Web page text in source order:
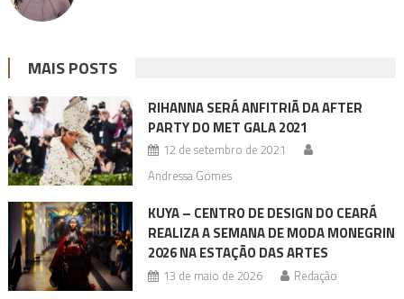
MAIS POSTS
RIHANNA SERÁ ANFITRIÃ DA AFTER
PARTY DO MET GALA 2021
12 de setembro de 2021
Andressa Gomes
KUYA – CENTRO DE DESIGN DO CEARÁ
REALIZA A SEMANA DE MODA MONEGRIN
2026 NA ESTAÇÃO DAS ARTES
13 de maio de 2026 Redação